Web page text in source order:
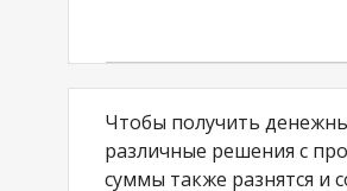
Чтобы получить
различные решения с
суммы также разнятся и